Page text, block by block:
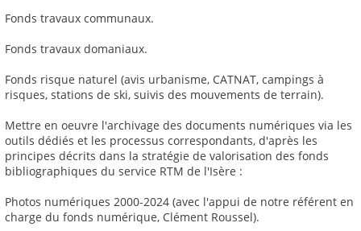
Fonds travaux communaux.
Fonds travaux domaniaux.
Fonds risque naturel (avis urbanisme, CATNAT, campings à
risques, stations de ski, suivis des mouvements de terrain).
Mettre en oeuvre l'archivage des documents numériques via les
outils dédiés et les processus correspondants, d'après les
principes décrits dans la stratégie de valorisation des fonds
bibliographiques du service RTM de l'Isère :
Photos numériques 2000-2024 (avec l'appui de notre référent en
charge du fonds numérique, Clément Roussel).